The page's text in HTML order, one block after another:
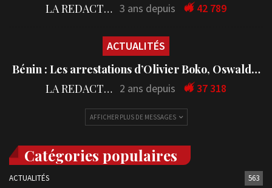
LA REDACTION 3 ans depuis 42 789
ACTUALITÉS
Bénin : Les arrestations d’Olivier Boko, Oswald…
LA REDACTION 2 ans depuis 37 318
AFFICHER PLUS DE MESSAGES
Catégories populaires
ACTUALITÉS 563